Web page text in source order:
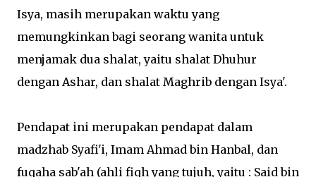
Isya, masih merupakan waktu yang
memungkinkan bagi seorang wanita untuk
menjamak dua shalat, yaitu shalat Dhuhur
dengan Ashar, dan shalat Maghrib dengan Isya'.
Pendapat ini merupakan pendapat dalam
madzhab Syafi'i, Imam Ahmad bin Hanbal, dan
fuqaha sab'ah (ahli fiqh yang tujuh, yaitu : Said bin